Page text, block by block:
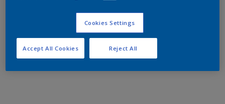
Cookies Settings
Reject All
Accept All Cookies